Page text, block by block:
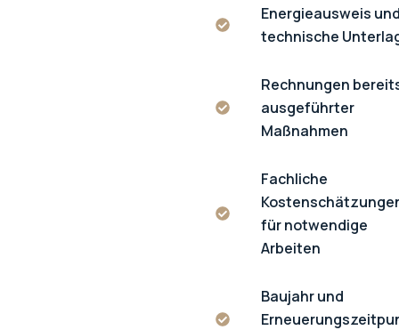
Energieausweis
technische
Rechnungen
ausgeführter
Maßnahmen
Fachliche
für notwendige
Arbeiten
Baujahr und